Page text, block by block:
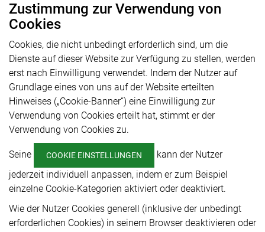
Zustimmung zur Verwendung von
Cookies
Cookies, die nicht unbedingt erforderlich sind, um die
Dienste auf dieser Website zur Verfügung zu stellen, werden
erst nach Einwilligung verwendet. Indem der Nutzer auf
Grundlage eines von uns auf der Website erteilten
Hinweises („Cookie-Banner“) eine Einwilligung zur
Verwendung von Cookies erteilt hat, stimmt er der
Verwendung von Cookies zu.
Seine COOKIE EINSTELLUNGEN
kann der Nutzer
jederzeit individuell anpassen, indem er zum Beispiel
einzelne Cookie-Kategorien aktiviert oder deaktiviert.
Wie der Nutzer Cookies generell (inklusive der unbedingt
erforderlichen Cookies) in seinem Browser deaktivieren oder